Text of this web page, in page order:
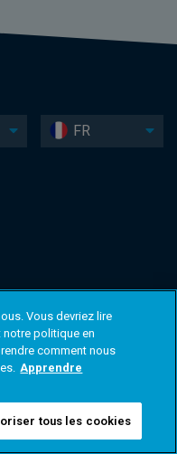
FR
Vous devriez lire
politique en
comment nous
Apprendre
tous les cookies